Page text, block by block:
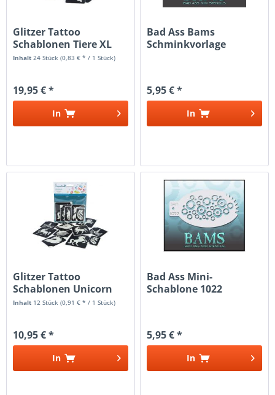
Glitzer Tattoo
Schablonen Tiere XL
Inhalt24 Stück(0,83 € * / 1 Stück)
19,95 € *
In
Bad Ass Bams
Schminkvorlage
5,95 € *
In
Glitzer Tattoo
Schablonen Unicorn
Inhalt 12 Stück(0,91 € * / 1 Stück)
10,95 € *
In
Bad Ass Mini-
Schablone 1022
5,95 € *
In